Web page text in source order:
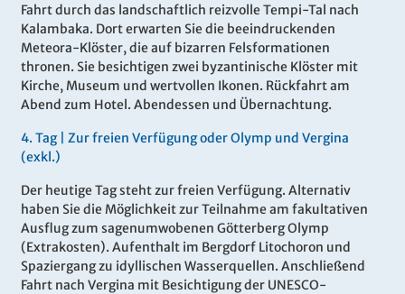
Fahrt durch das landschaftlich reizvolle Tempi-Tal nach
Kalambaka. Dort erwarten Sie die beeindruckenden
Meteora-Klöster, die auf bizarren Felsformationen
thronen. Sie besichtigen zwei byzantinische Klöster mit
Kirche, Museum und wertvollen Ikonen. Rückfahrt am
Abend zum Hotel. Abendessen und Übernachtung.
4. Tag | Zur freien Verfügung oder Olymp und Vergina
(exkl.)
Der heutige Tag steht zur freien Verfügung. Alternativ
haben Sie die Möglichkeit zur Teilnahme am fakultativen
Ausflug zum sagenumwobenen Götterberg Olymp
(Extrakosten). Aufenthalt im Bergdorf Litochoron und
Spaziergang zu idyllischen Wasserquellen. Anschließend
Fahrt nach Vergina mit Besichtigung der UNESCO-